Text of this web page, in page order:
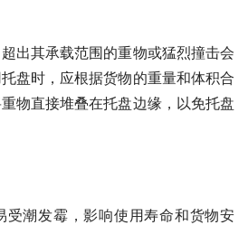
出其承载范围的重物或猛烈撞击会
盘时，应根据货物的重量和体积合
物直接堆叠在托盘边缘，以免托盘
受潮发霉，影响使用寿命和货物安